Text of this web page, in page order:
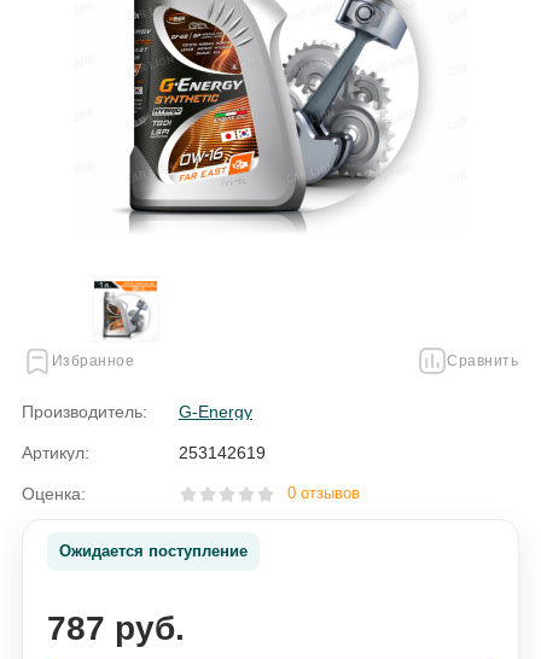
Избранное Сравнить
Производитель: G-Energy
Артикул: 253142619
Оценка: 0 отзывов
Ожидается поступление
787 руб.